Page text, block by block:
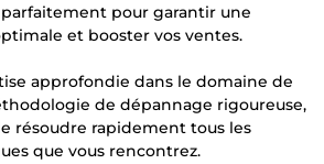
pour garantir une
et booster vos ventes.
approfondie dans le domaine de
de dépannage rigoureuse,
résoudre rapidement tous les
que vous rencontrez.